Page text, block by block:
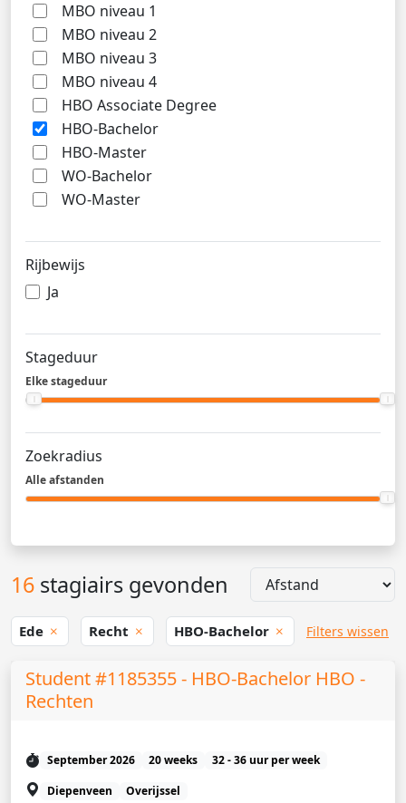
MBO niveau 1
MBO niveau 2
MBO niveau 3
MBO niveau 4
HBO Associate Degree
HBO-Bachelor
HBO-Master
WO-Bachelor
WO-Master
Rijbewijs
Ja
Stageduur
Elke stageduur
Zoekradius
Alle afstanden
16 stagiairs gevonden
Ede Recht HBO-Bachelor Filters wissen
Student #1185355 - HBO-Bachelor HBO -
Rechten
September 2026 20 weeks
32 - 36 uur per week
Diepenveen
Overijssel